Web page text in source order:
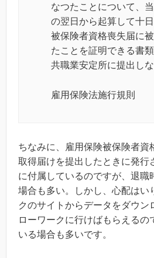
なつたことについて、
の翌日から起算して十
被保険者資格喪失届に
たことを証明できる書
共職業安定所に提出し
雇用保険法施行規則
ちなみに、雇用保険被保険者資
取得届けを提出したときに発行
に付属しているのですが、退職
場合も多い。しかし、心配はい
クのサイトからデータをダウン
ローワークに行けばもらえるの
いる場合も多いです。